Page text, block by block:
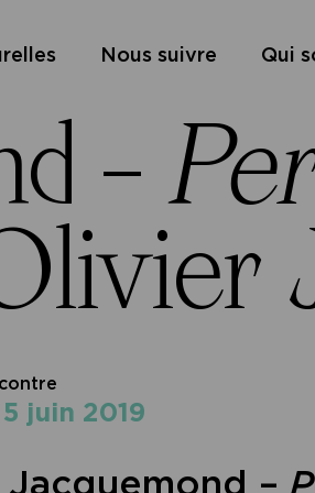
Nous suivre Qui
–
5 juin 2019
–